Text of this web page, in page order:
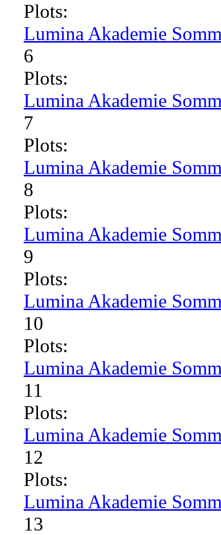
Plots:
Lumina Akademie
6
Plots:
Lumina Akademie
7
Plots:
Lumina Akademie
8
Plots:
Lumina Akademie
9
Plots:
Lumina Akademie
10
Plots:
Lumina Akademie
11
Plots:
Lumina Akademie
12
Plots:
Lumina Akademie
13